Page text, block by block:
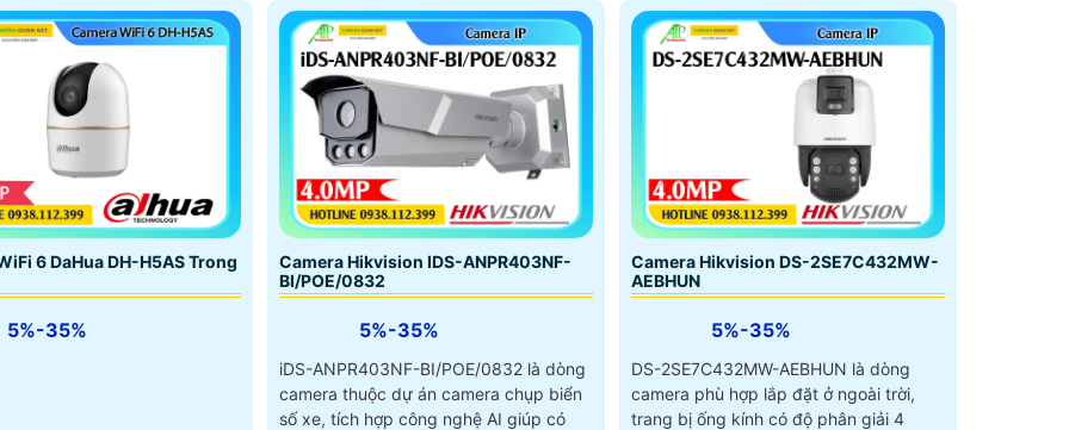
6 DaHua DH-H5AS Trong
5%-35%
Camera Hikvision IDS-ANPR403NF-
BI/POE/0832
5%-35%
iDS-ANPR403NF-BI/POE/0832 là dòng
camera thuộc dự án camera chụp biển
số xe, tích hợp công nghệ AI giúp có
Camera Hikvision DS-2SE7C432MW-
AEBHUN
5%-35%
DS-2SE7C432MW-AEBHUN là dòng
camera phù hợp lắp đặt ở ngoài trời,
trang bị ống kính có độ phân giải 4